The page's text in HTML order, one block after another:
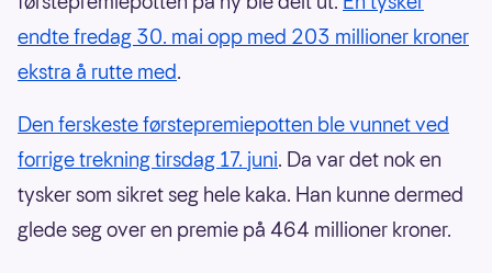
endte fredag 30. mai opp med 203 millioner kroner
ekstra å rutte med.
Den ferskeste førstepremiepotten ble vunnet ved
forrige trekning tirsdag 17. juni. Da var det nok en
tysker som sikret seg hele kaka. Han kunne dermed
glede seg over en premie på 464 millioner kroner.